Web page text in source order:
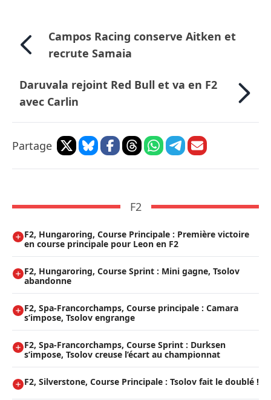
Campos Racing conserve Aitken et
recrute Samaia
Daruvala rejoint Red Bull et va en F2
avec Carlin
Partage
F2
F2, Hungaroring, Course Principale : Première victoire
en course principale pour Leon en F2
F2, Hungaroring, Course Sprint : Mini gagne, Tsolov
abandonne
F2, Spa-Francorchamps, Course principale : Camara
s’impose, Tsolov engrange
F2, Spa-Francorchamps, Course Sprint : Durksen
s’impose, Tsolov creuse l’écart au championnat
F2, Silverstone, Course Principale : Tsolov fait le doublé !